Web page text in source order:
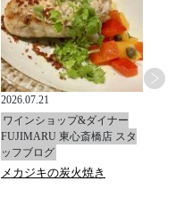
2026.07.21
ワインショップ&ダイナー
FUJIMARU 東心斎橋店 スタ
ッフブログ
メカジキの炭火焼き